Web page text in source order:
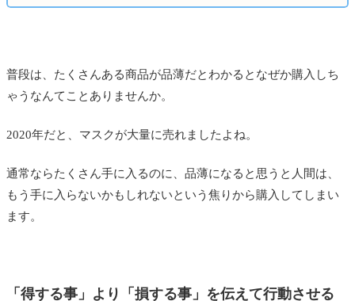
普段は、たくさんある商品が品薄だとわかるとなぜか購入しち
ゃうなんてことありませんか。
2020年だと、マスクが大量に売れましたよね。
通常ならたくさん手に入るのに、品薄になると思うと人間は、
もう手に入らないかもしれないという焦りから購入してしまい
ます。
「得する事」より「損する事」を伝えて行動させる